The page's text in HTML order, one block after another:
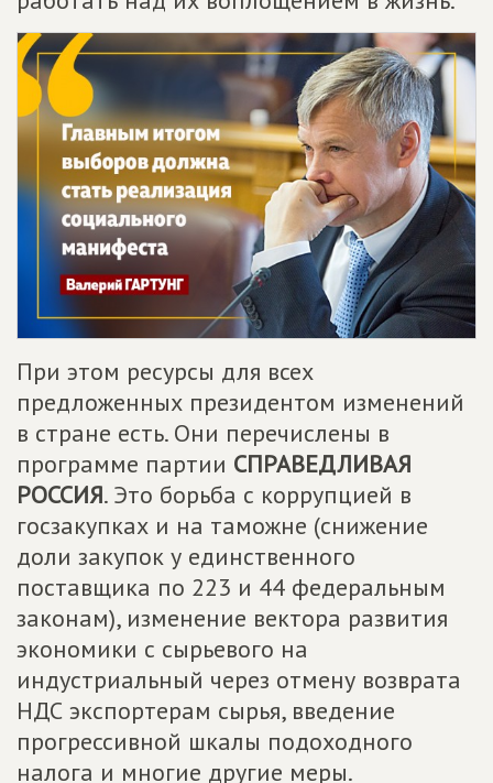
При этом ресурсы для всех
предложенных президентом изменений
в стране есть. Они перечислены в
программе партии СПРАВЕДЛИВАЯ
РОССИЯ. Это борьба с коррупцией в
госзакупках и на таможне (снижение
доли закупок у единственного
поставщика по 223 и 44 федеральным
законам), изменение вектора развития
экономики с сырьевого на
индустриальный через отмену возврата
НДС экспортерам сырья, введение
прогрессивной шкалы подоходного
налога и многие другие меры.